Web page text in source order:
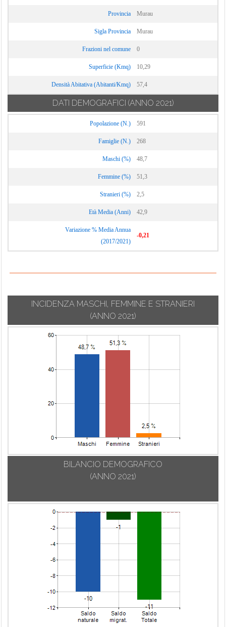
Provincia Murau
Sigla Provincia Murau
Frazioni nel comune 0
Superficie (Kmq) 10,29
Densità Abitativa (Abitanti/Kmq) 57,4
DATI DEMOGRAFICI (ANNO 2021)
Popolazione (N.) 591
Famiglie (N.) 268
Maschi (%) 48,7
Femmine (%) 51,3
Stranieri (%) 2,5
Età Media (Anni) 42,9
Variazione % Media Annua
(2017/2021)
-0,21
INCIDENZA MASCHI, FEMMINE E STRANIERI
(ANNO 2021)
BILANCIO DEMOGRAFICO
(ANNO 2021)